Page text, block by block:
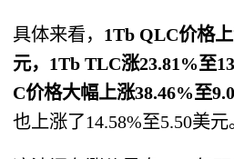
具体来看， 1Tb QLC价格
元，1Tb TLC涨23.81%至
C价格大幅上涨38.46%至
也上涨了14.58%至5.50美元